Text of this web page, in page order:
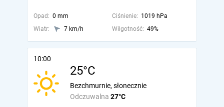
Opad: 0 mm Ciśnienie: 1019 hPa
Wiatr:
7 km/h Wilgotność: 49%
10:00
25°C
Odczuwalna 27°C
Bezchmurnie, słonecznie